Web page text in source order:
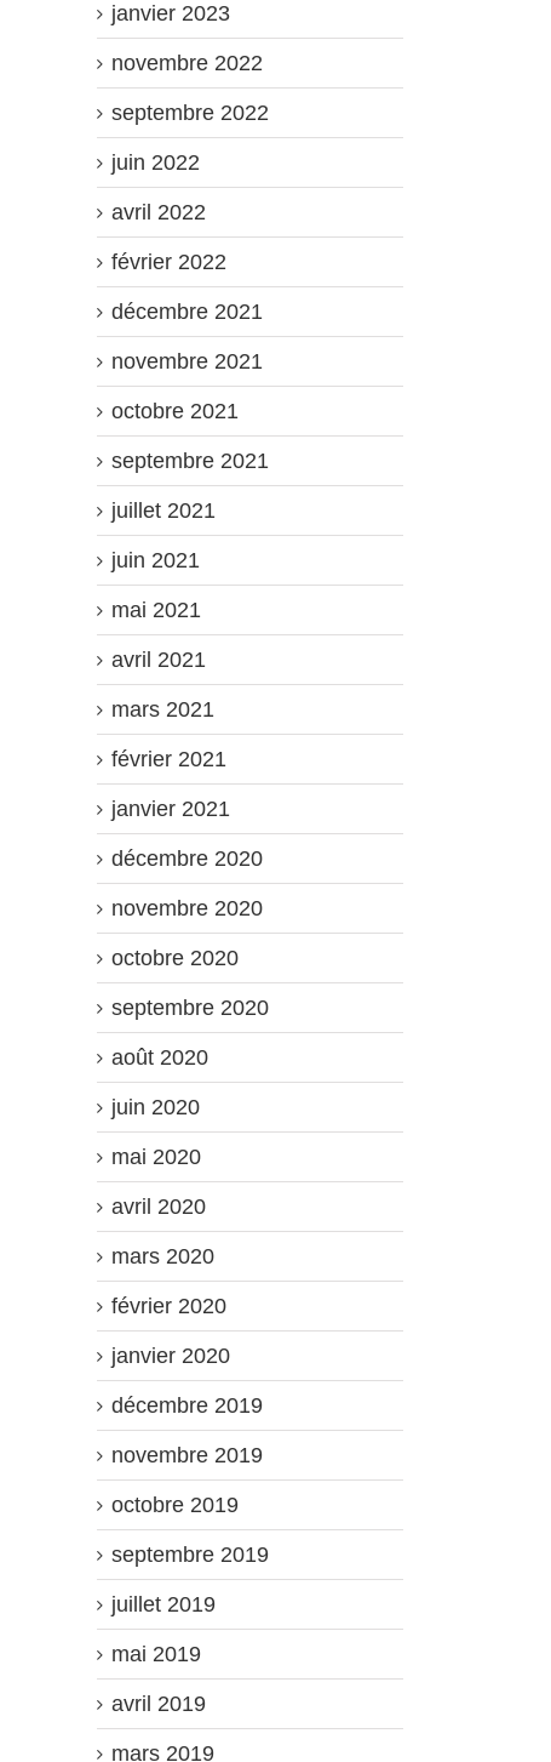
janvier 2023
novembre 2022
septembre 2022
juin 2022
avril 2022
février 2022
décembre 2021
novembre 2021
octobre 2021
septembre 2021
juillet 2021
juin 2021
mai 2021
avril 2021
mars 2021
février 2021
janvier 2021
décembre 2020
novembre 2020
octobre 2020
septembre 2020
août 2020
juin 2020
mai 2020
avril 2020
mars 2020
février 2020
janvier 2020
décembre 2019
novembre 2019
octobre 2019
septembre 2019
juillet 2019
mai 2019
avril 2019
mars 2019